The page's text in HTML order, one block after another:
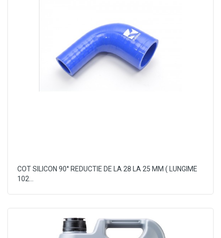
COT SILICON 90° REDUCTIE DE LA 28 LA 25 MM ( LUNGIME
102...